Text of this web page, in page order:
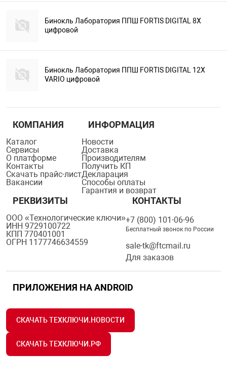
Бинокль Лаборатория ППШ FORTIS DIGITAL 8X
цифровой
Бинокль Лаборатория ППШ FORTIS DIGITAL 12X
VARIO цифровой
КОМПАНИЯ
Каталог
Сервисы
О платформе
Контакты
Скачать прайс-лист
Вакансии
ИНФОРМАЦИЯ
Новости
Доставка
Производителям
Получить КП
Декларация
Способы оплаты
Гарантия и возврат
РЕКВИЗИТЫ
ООО «Технологические ключи»
ИНН 9729100722
КПП 770401001
ОГРН 1177746634559
КОНТАКТЫ
+7 (800) 101-06-96
Бесплатный звонок по России
sale-tk@ftcmail.ru
Для заказов
ПРИЛОЖЕНИЯ НА ANDROID
СКАЧАТЬ ТЕХКЛЮЧИ.НОВОСТИ
СКАЧАТЬ ТЕХКЛЮЧИ.РФ